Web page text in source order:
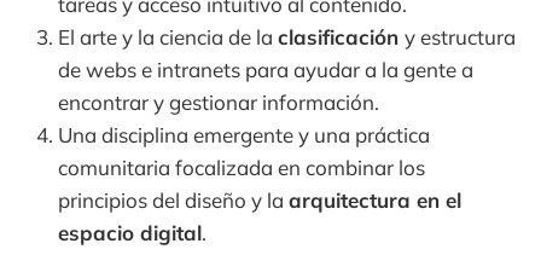
El arte y la ciencia de la clasificación y estructura
de webs e intranets para ayudar a la gente a
encontrar y gestionar información.
Una disciplina emergente y una práctica
comunitaria focalizada en combinar los
principios del diseño y la arquitectura en el
espacio digital.